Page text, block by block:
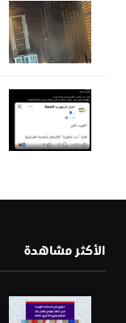
الأكثر مشاهدة